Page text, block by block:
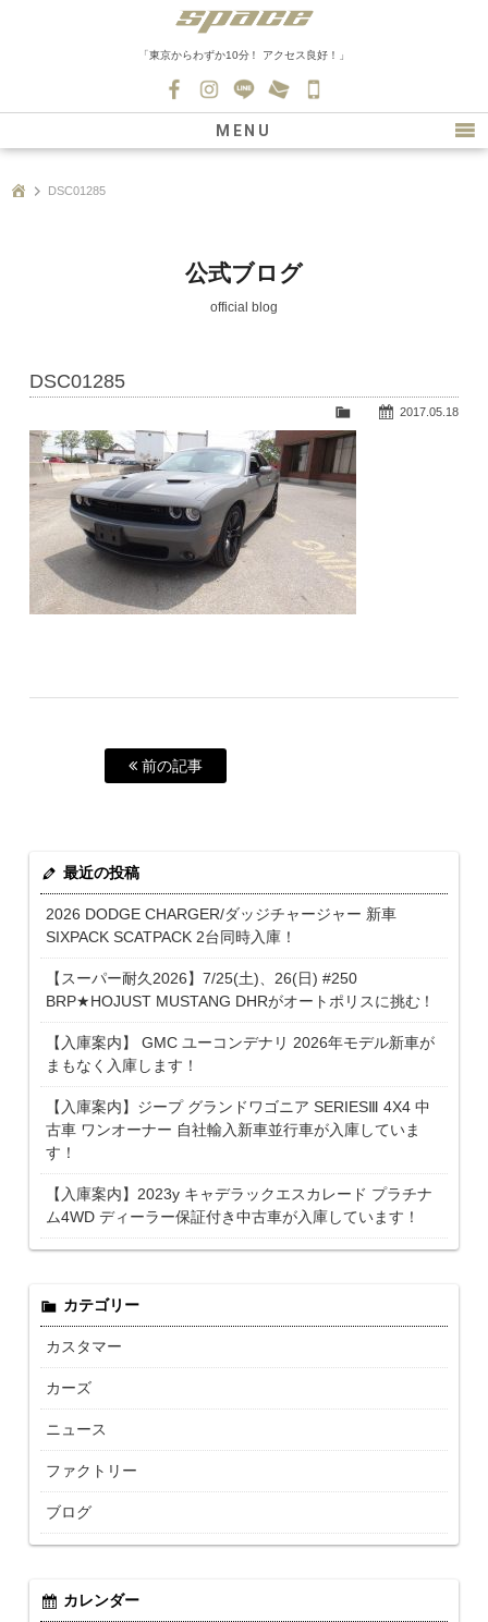
「東京からわずか10分！ アクセス良好！」
0139
MENU
新車情報
在庫車情報
会社紹介
スタッフ募集
DSC01285
公式ブログ
official blog
DSC01285
2017.05.18
前の記事
最近の投稿
2026 DODGE CHARGER/ダッジチャージャー 新車
SIXPACK SCATPACK 2台同時入庫！
【スーパー耐久2026】7/25(土)、26(日) #250
BRP★HOJUST MUSTANG DHRがオートポリスに挑む！
【入庫案内】 GMC ユーコンデナリ 2026年モデル新車が
まもなく入庫します！
【入庫案内】ジープ グランドワゴニア SERIESⅢ 4X4 中
古車 ワンオーナー 自社輸入新車並行車が入庫していま
す！
【入庫案内】2023y キャデラックエスカレード プラチナ
ム4WD ディーラー保証付き中古車が入庫しています！
カテゴリー
カスタマー
カーズ
ニュース
ファクトリー
ブログ
カレンダー